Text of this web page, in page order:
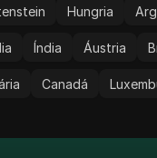
Hungria
Índia Áustria
Canadá